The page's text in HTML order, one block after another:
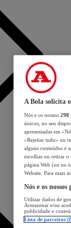
A Bola solicita
Nós e os nossos 298
únicos, no seu
apresentadas em
«Rejeitar tudo» ou
alguns conteúdos e
escolhas ou retirar
página Web (ou no
Website. Para mais
Nós e os
Utilizar dados de
Armazenar e/ou
publicidade e
Lista de parceiros